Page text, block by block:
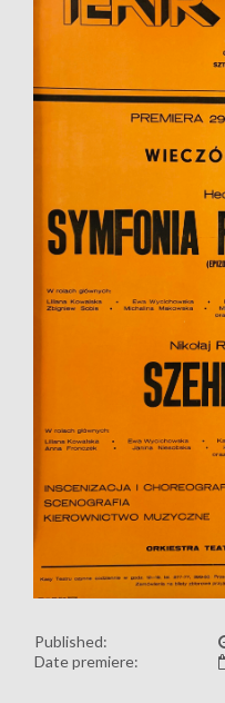
Published:
Date premiere: